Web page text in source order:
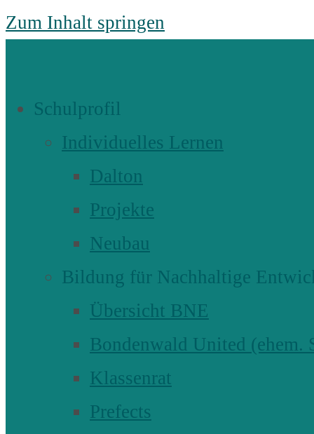
Zum Inhalt springen
Schulprofil
Individuelles Lernen
Dalton
Projekte
Neubau
Bildung für Nachhaltige
Übersicht BNE
Bondenwald United (ehem.
Klassenrat
Prefects